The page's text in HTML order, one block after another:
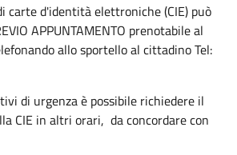
carte d'identità elettroniche (CIE) può
APPUNTAMENTO prenotabile al
allo sportello al cittadino Tel:
di urgenza è possibile richiedere il
CIE in altri orari, da concordare con